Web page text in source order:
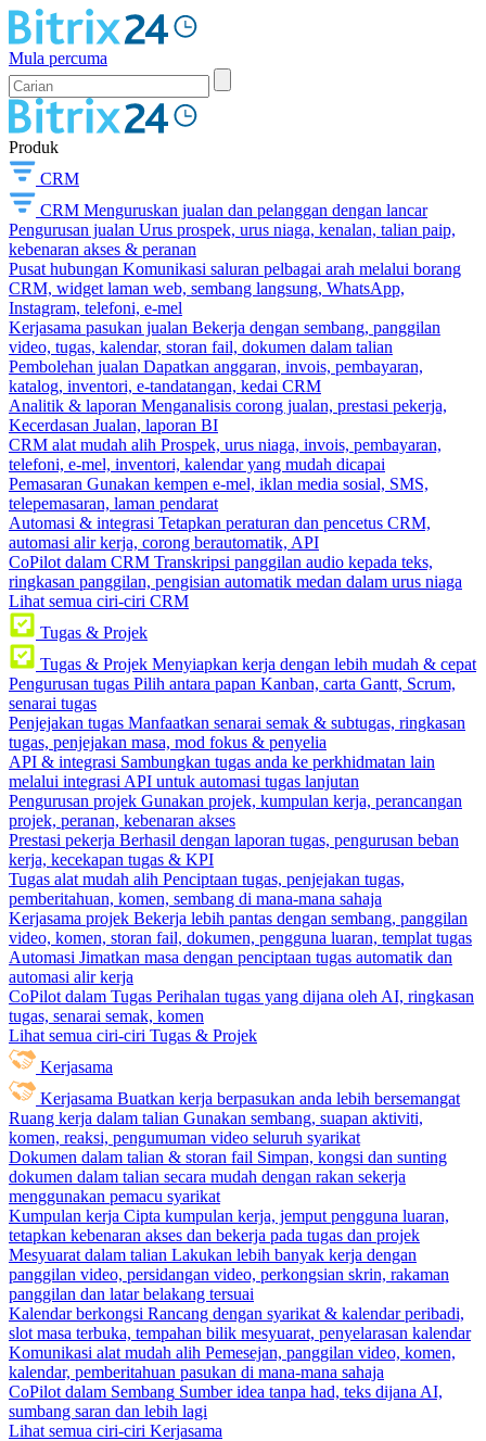
Mula percuma
Produk
CRM
CRM Menguruskan jualan dan pelanggan dengan lancar
Pengurusan jualan Urus prospek, urus niaga, kenalan, talian paip,
kebenaran akses & peranan
Pusat hubungan Komunikasi saluran pelbagai arah melalui borang
CRM, widget laman web, sembang langsung, WhatsApp,
Instagram, telefoni, e-mel
Kerjasama pasukan jualan Bekerja dengan sembang, panggilan
video, tugas, kalendar, storan fail, dokumen dalam talian
Pembolehan jualan Dapatkan anggaran, invois, pembayaran,
katalog, inventori, e-tandatangan, kedai CRM
Analitik & laporan Menganalisis corong jualan, prestasi pekerja,
Kecerdasan Jualan, laporan BI
CRM alat mudah alih Prospek, urus niaga, invois, pembayaran,
telefoni, e-mel, inventori, kalendar yang mudah dicapai
Pemasaran Gunakan kempen e-mel, iklan media sosial, SMS,
telepemasaran, laman pendarat
Automasi & integrasi Tetapkan peraturan dan pencetus CRM,
automasi alir kerja, corong berautomatik, API
CoPilot dalam CRM Transkripsi panggilan audio kepada teks,
ringkasan panggilan, pengisian automatik medan dalam urus niaga
Lihat semua ciri-ciri CRM
Tugas & Projek
Tugas & Projek Menyiapkan kerja dengan lebih mudah & cepat
Pengurusan tugas Pilih antara papan Kanban, carta Gantt, Scrum,
senarai tugas
Penjejakan tugas Manfaatkan senarai semak & subtugas, ringkasan
tugas, penjejakan masa, mod fokus & penyelia
API & integrasi Sambungkan tugas anda ke perkhidmatan lain
melalui integrasi API untuk automasi tugas lanjutan
Pengurusan projek Gunakan projek, kumpulan kerja, perancangan
projek, peranan, kebenaran akses
Prestasi pekerja Berhasil dengan laporan tugas, pengurusan beban
kerja, kecekapan tugas & KPI
Tugas alat mudah alih Penciptaan tugas, penjejakan tugas,
pemberitahuan, komen, sembang di mana-mana sahaja
Kerjasama projek Bekerja lebih pantas dengan sembang, panggilan
video, komen, storan fail, dokumen, pengguna luaran, templat tugas
Automasi Jimatkan masa dengan penciptaan tugas automatik dan
automasi alir kerja
CoPilot dalam Tugas Perihalan tugas yang dijana oleh AI, ringkasan
tugas, senarai semak, komen
Lihat semua ciri-ciri Tugas & Projek
Kerjasama
Kerjasama Buatkan kerja berpasukan anda lebih bersemangat
Ruang kerja dalam talian Gunakan sembang, suapan aktiviti,
komen, reaksi, pengumuman video seluruh syarikat
Dokumen dalam talian & storan fail Simpan, kongsi dan sunting
dokumen dalam talian secara mudah dengan rakan sekerja
menggunakan pemacu syarikat
Kumpulan kerja Cipta kumpulan kerja, jemput pengguna luaran,
tetapkan kebenaran akses dan bekerja pada tugas dan projek
Mesyuarat dalam talian Lakukan lebih banyak kerja dengan
panggilan video, persidangan video, perkongsian skrin, rakaman
panggilan dan latar belakang tersuai
Kalendar berkongsi Rancang dengan syarikat & kalendar peribadi,
slot masa terbuka, tempahan bilik mesyuarat, penyelarasan kalendar
Komunikasi alat mudah alih Pemesejan, panggilan video, komen,
kalendar, pemberitahuan pasukan di mana-mana sahaja
CoPilot dalam Sembang Sumber idea tanpa had, teks dijana AI,
sumbang saran dan lebih lagi
Lihat semua ciri-ciri Kerjasama